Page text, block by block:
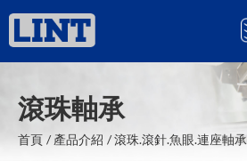
滾珠軸承
首頁 產品介紹 滾珠.滾針.魚眼.連座軸承